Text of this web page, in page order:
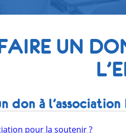
UN
don à l’association
pour la soutenir ?